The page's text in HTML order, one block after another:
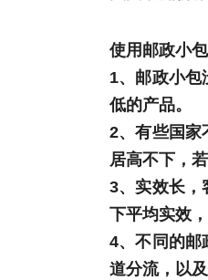
使用邮政小
1、邮政小包
低的产品。
2、有些国家
居高不下，
3、实效长，
下平均实效
4、不同的邮
道分流，以